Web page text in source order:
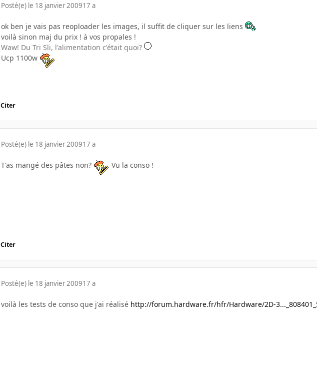
Posté(e) le 18 janvier 200917 a
ok ben je vais pas reoploader les images, il suffit de cliquer sur les liens
voilà sinon maj du prix ! à vos propales !
Waw! Du Tri Sli, l'alimentation c'était quoi?
Ucp 1100w
Citer
Posté(e) le 18 janvier 200917 a
T'as mangé des pâtes non? Vu la conso !
Citer
Posté(e) le 18 janvier 200917 a
voilà les tests de conso que j'ai réalisé http://forum.hardware.fr/hfr/Hardware/2D-